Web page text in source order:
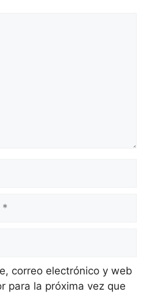
correo electrónico y web
para la próxima vez que